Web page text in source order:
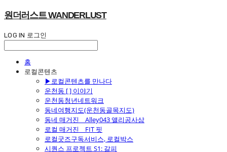
원더러스트 WANDERLUST
LOG IN 로그인
홈
로컬콘텐츠
▶로컬콘텐츠를 만나다
운천동 [ ] 이야기
운천동청년네트워크
동네여행지도(운천동골목지도)
동네 매거진 _ Alley043 앨리공사삼
로컬 매거진 _ FIT 핏
로컬굿즈구독서비스, 로컬박스
시퀀스 프로젝트 S1: 갈피